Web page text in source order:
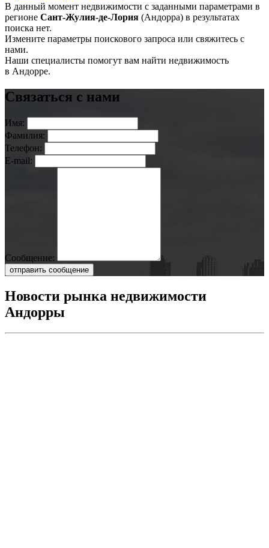
В данный момент недвижимости с заданными параметрами в
регионе Сант-Жулия-де-Лория (Андорра) в результатах
поиска нет.
Измените параметры поискового запроса или свяжитесь с
нами.
Наши специалисты помогут вам найти недвижимость
в Андорре.
Связаться с нами
Имя:
Фамилия:
Телефон:
E-mail:
Сообщение:
отправить сообщение
Новости рынка недвижимости
Андорры